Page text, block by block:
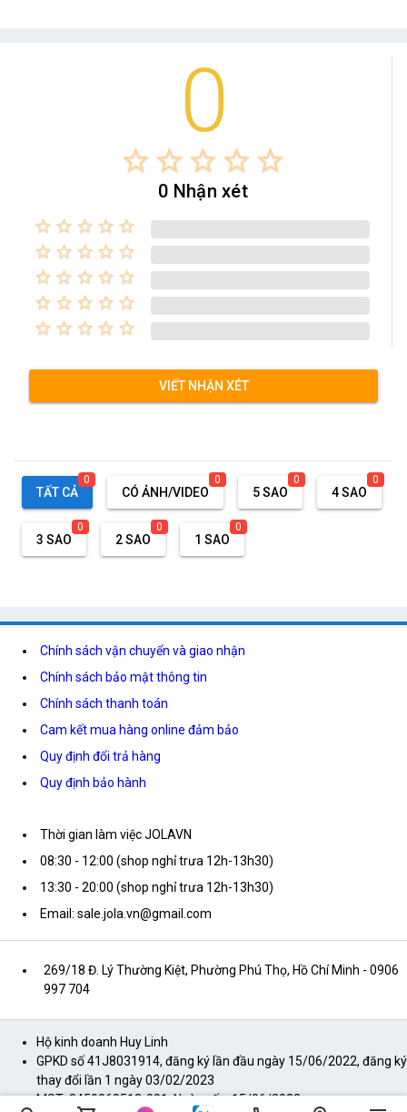
0
star_border star_border star_border star_border star_border
0 Nhận xét
star_border star_border star_border star_border star_border
star_border star_border star_border star_border star_border
star_border star_border star_border star_border star_border
star_border star_border star_border star_border star_border
star_border star_border star_border star_border star_border
VIẾT NHẬN XÉT
TẤT CẢ
0
CÓ ẢNH/VIDEO
0
5 SAO
0
4 SAO
0
3 SAO
0
2 SAO
0
1 SAO
0
Chính sách vận chuyển và giao nhận
Chính sách bảo mật thông tin
Chính sách thanh toán
Cam kết mua hàng online đảm bảo
Quy định đổi trả hàng
Quy định bảo hành
Thời gian làm việc JOLAVN
08:30 - 12:00 (shop nghỉ trưa 12h-13h30)
13:30 - 20:00 (shop nghỉ trưa 12h-13h30)
Email: sale.jola.vn@gmail.com
269/18 Đ. Lý Thường Kiệt, Phường Phú Thọ, Hồ Chí Minh - 0906
997 704
Hộ kinh doanh Huy Linh
GPKD số 41J8031914, đăng ký lần đầu ngày 15/06/2022, đăng ký
thay đổi lần 1 ngày 03/02/2023
MST: 8459060512-001, Ngày cấp: 15/06/2022